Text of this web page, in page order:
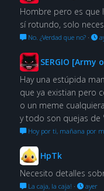
Hombre pero es que
sí rotundo, solo
No. ¿Verdad que no?·
SERGIO [Army
Hay una estúpida
que ya existian pero
o un meme
y todo son quejas de
Hoy por ti, mañana por
HpTk
Necesito detalles
La caja, la caja! · ayer